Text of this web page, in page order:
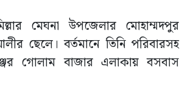
মেঘনা উপজেলার মোহাম্মদপুর
ছেলে। বর্তমানে তিনি পরিবারসহ
গোলাম বাজার এলাকায় বসবাস